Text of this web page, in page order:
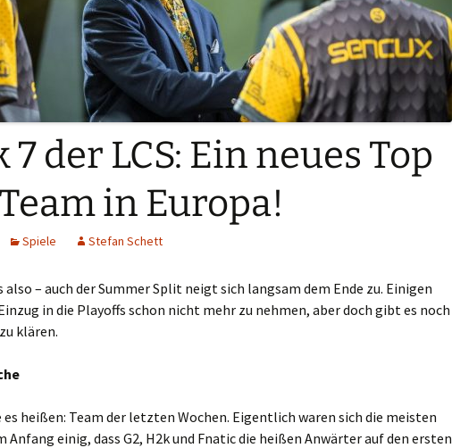
7 der LCS: Ein neues Top
in Europa!
Spiele Stefan Schett
also – auch der Summer Split neigt sich langsam dem Ende zu. Einigen
in die Playoffs schon nicht mehr zu nehmen, aber doch gibt es noch
klären.
es heißen: Team der letzten Wochen. Eigentlich waren sich die meisten
Anfang einig, dass G2, H2k und Fnatic die heißen Anwärter auf den ersten